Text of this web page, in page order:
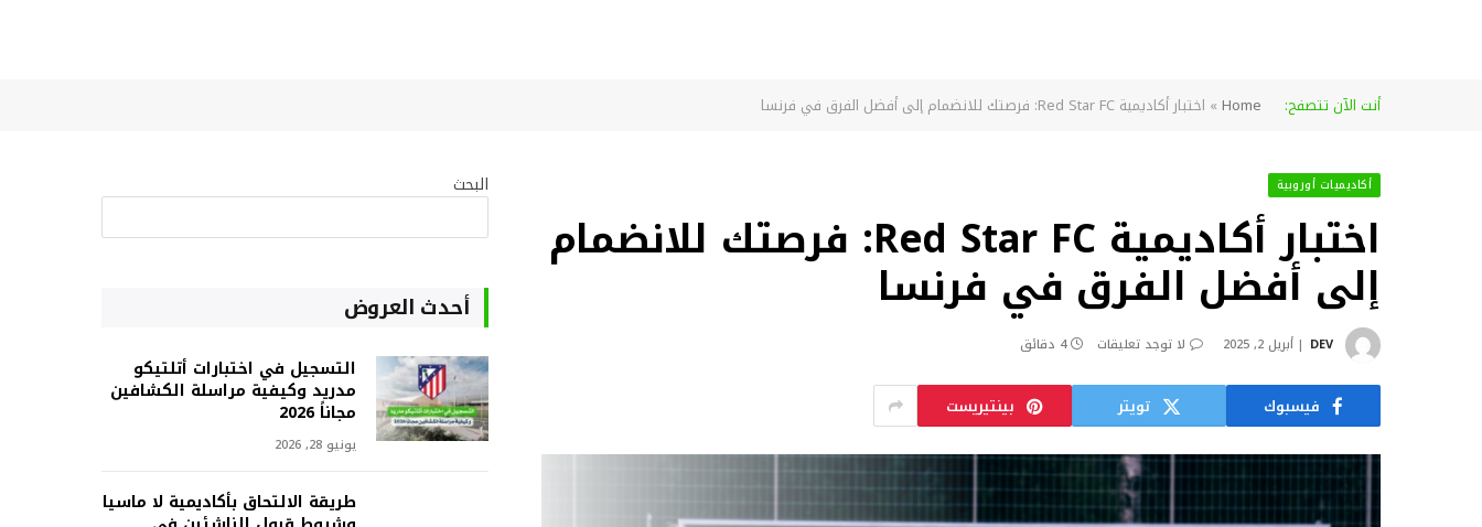
أنت الآن تتصفح: Home
» اختبار أكاديمية Red Star FC: فرصتك للانضمام إلى أفضل الفرق في فرنسا
أكاديميات أوروبية
اختبار أكاديمية Red Star FC: فرصتك للانضمام
إلى أفضل الفرق في فرنسا
DEV أبريل 2, 2025 لا توجد تعليقات 4 دقائق
فيسبوك تويتر بينتيريست
البحث
أحدث العروض
التسجيل في اختبارات أتلتيكو
مدريد وكيفية مراسلة الكشافين
مجاناً 2026
يونيو 28, 2026
طريقة الالتحاق بأكاديمية لا ماسيا